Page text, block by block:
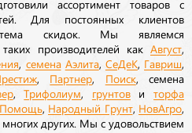
ассортимент товаров с
Для постоянных клиентов
скидок. Мы являемся
производителей как Август
семена Аэлита, СеДеК Гавриш
Партнер Поиск, семена
,Трифолиум грунтовиторфа
Помощь Народный Грунт, НовАгро
других. Мы с удовольствием